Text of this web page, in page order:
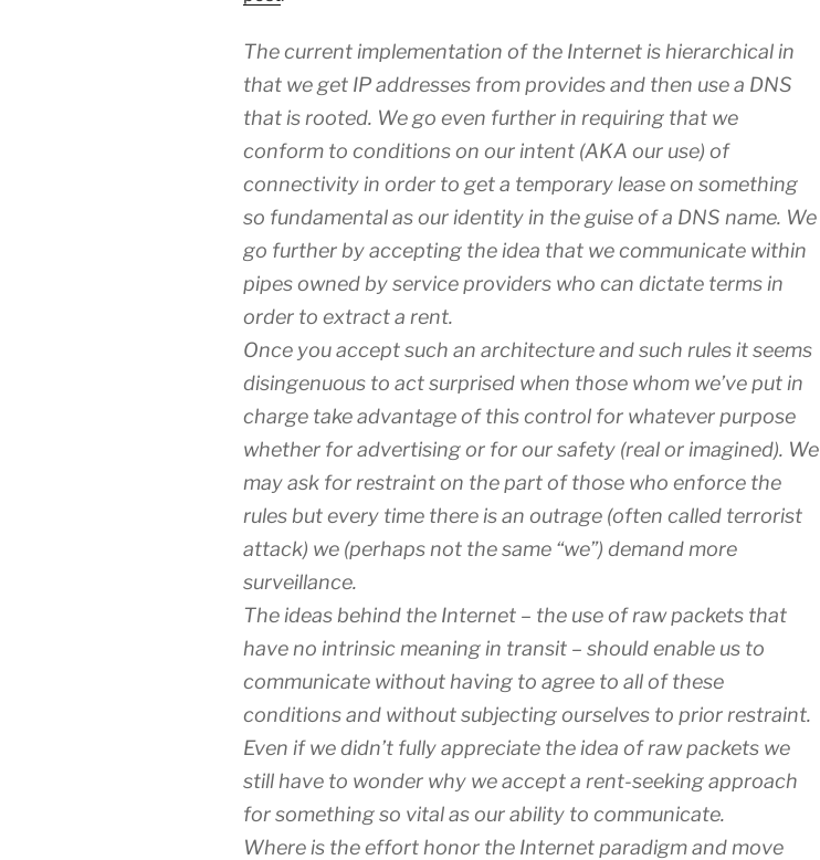
The current implementation of the Internet is hierarchical in
that we get IP addresses from provides and then use a DNS
that is rooted. We go even further in requiring that we
conform to conditions on our intent (AKA our use) of
connectivity in order to get a temporary lease on something
so fundamental as our identity in the guise of a DNS name. We
go further by accepting the idea that we communicate within
pipes owned by service providers who can dictate terms in
order to extract a rent.
Once you accept such an architecture and such rules it seems
disingenuous to act surprised when those whom we’ve put in
charge take advantage of this control for whatever purpose
whether for advertising or for our safety (real or imagined). We
may ask for restraint on the part of those who enforce the
rules but every time there is an outrage (often called terrorist
attack) we (perhaps not the same “we”) demand more
surveillance.
The ideas behind the Internet – the use of raw packets that
have no intrinsic meaning in transit – should enable us to
communicate without having to agree to all of these
conditions and without subjecting ourselves to prior restraint.
Even if we didn’t fully appreciate the idea of raw packets we
still have to wonder why we accept a rent-seeking approach
for something so vital as our ability to communicate.
Where is the effort honor the Internet paradigm and move